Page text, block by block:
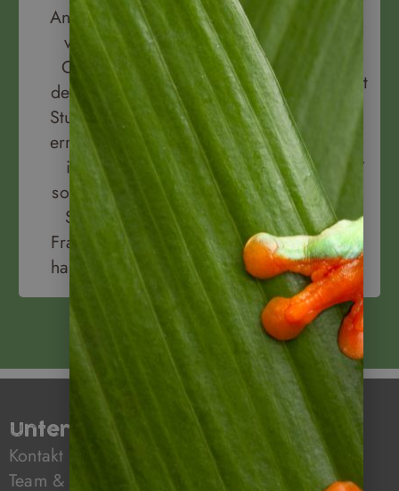
Ansprechpartner
vor
Ort,
der 24
Stunden
erreichbar
ist,
sollten
Sie
Fragen
haben!
der
Hanse
Merkur
Versicherung
zusammen.
deutsche
Reiserecht
unserem
Handeln
zugrunde.
Unternehmen
Kontakt
Team & Mission